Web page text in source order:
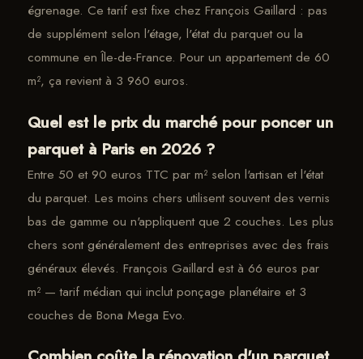
égrenage. Ce tarif est fixe chez François Gaillard : pas
de supplément selon l'étage, l'état du parquet ou la
commune en Île-de-France. Pour un appartement de 60
m², ça revient à 3 960 euros.
Quel est le prix du marché pour poncer un
parquet à Paris en 2026 ?
Entre 50 et 90 euros TTC par m² selon l'artisan et l'état
du parquet. Les moins chers utilisent souvent des vernis
bas de gamme ou n'appliquent que 2 couches. Les plus
chers sont généralement des entreprises avec des frais
généraux élevés. François Gaillard est à 66 euros par
m² — tarif médian qui inclut ponçage planétaire et 3
couches de Bona Mega Evo.